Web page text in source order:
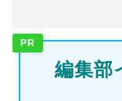
PR
編集部